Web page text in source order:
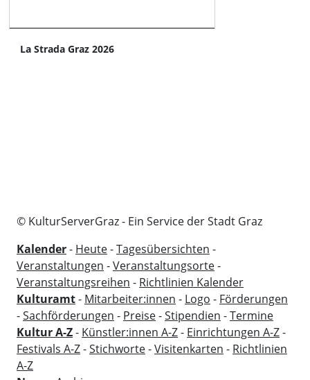
La Strada Graz 2026
© KulturServerGraz - Ein Service der Stadt Graz
Kalender- Heute-Tagesübersichten -
Veranstaltungen -Veranstaltungsorte-
Veranstaltungsreihen - Richtlinien Kalender
Kulturamt- Mitarbeiter:innen - Logo - Förderungen
-Sachförderungen - Preise-Stipendien -Termine
Kultur A-Z- Künstler:innen A-Z- Einrichtungen A-Z-
Festivals A-Z-Stichworte-Visitenkarten - Richtlinien
A-Z